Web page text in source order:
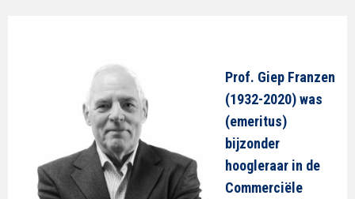
Prof. Giep Franzen
(1932-2020) was
(emeritus)
bijzonder
hoogleraar in de
Commerciële